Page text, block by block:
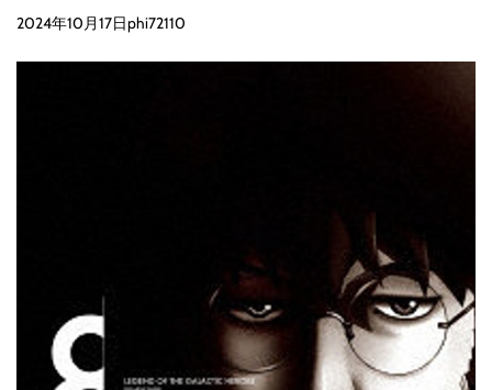
2024年10月17日phi72110